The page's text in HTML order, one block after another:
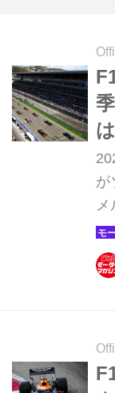
が
メ
が
た